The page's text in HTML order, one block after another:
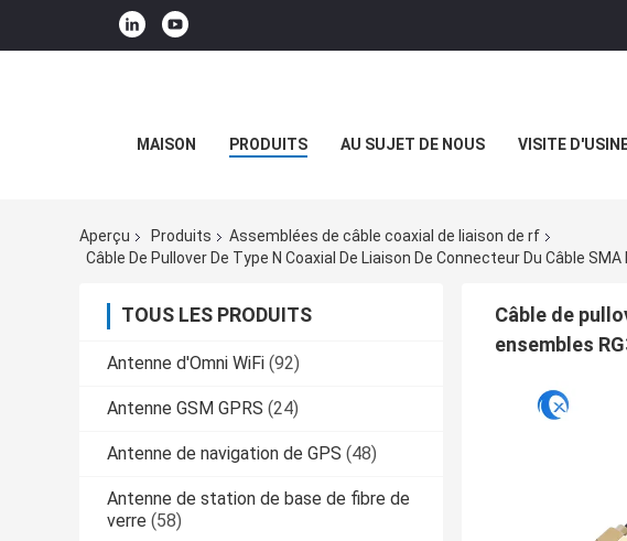
MAISON PRODUITS AU SUJET DE NOUS VISITE
Aperçu Produits
Assemblées de câble coaxial de liaison de rf
Câble De Pullover De Type N Coaxial De Liaison De Connecteur Du Câble
TOUS LES PRODUITS
Antenne d'Omni WiFi (92)
Antenne GSM GPRS (24)
Antenne de navigation de GPS (48)
Antenne de station de base de fibre de
verre (58)
Câble de
ensembles